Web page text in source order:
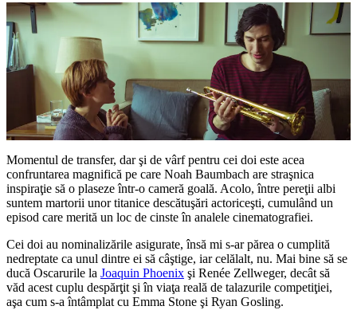
Momentul de transfer, dar şi de vârf pentru cei doi este acea
confruntarea magnifică pe care Noah Baumbach are straşnica
inspiraţie să o plaseze într-o cameră goală. Acolo, între pereţii albi
suntem martorii unor titanice descătuşări actoriceşti, cumulând un
episod care merită un loc de cinste în analele cinematografiei.
Cei doi au nominalizările asigurate, însă mi s-ar părea o cumplită
nedreptate ca unul dintre ei să câştige, iar celălalt, nu. Mai bine să se
ducă Oscarurile la Joaquin Phoenix şi Renée Zellweger, decât să
văd acest cuplu despărţit şi în viaţa reală de talazurile competiţiei,
aşa cum s-a întâmplat cu Emma Stone şi Ryan Gosling.